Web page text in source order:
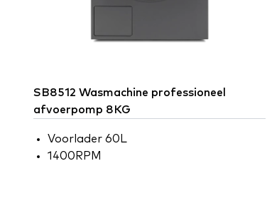
SB8512 Wasmachine professioneel
afvoerpomp 8KG
Voorlader 60L
1400RPM